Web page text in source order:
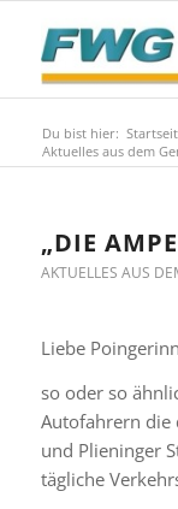
Du bist hier:
Aktuelles aus dem
„DIE
AKTUELLES AUS
Liebe
so oder so
Autofahrern die
und Plieninger
tägliche